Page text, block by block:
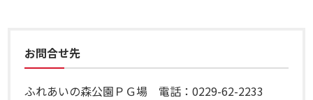
お問合せ先
ふれあいの森公園ＰＧ場 電話：0229-62-2233